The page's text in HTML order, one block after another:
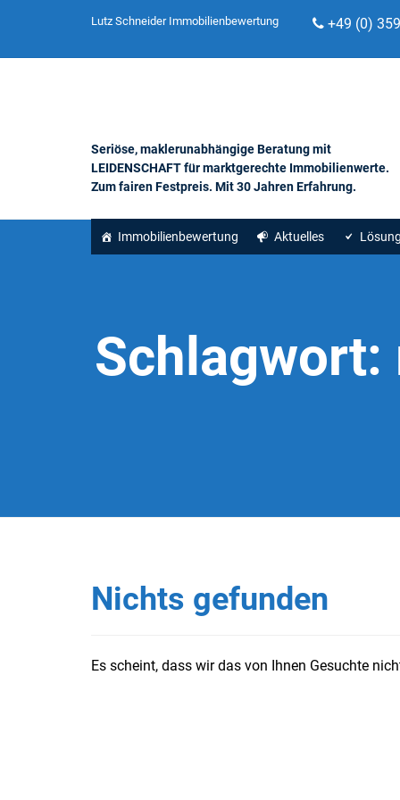
Lutz Schneider Immobilienbewertung +49 (0)
Seriöse, maklerunabhängige Beratung mit
LEIDENSCHAFT für marktgerechte Immobilienwerte.
Zum fairen Festpreis. Mit 30 Jahren Erfahrung.
Immobilienbewertung Aktuelles
Schlagwort:
Nichts gefunden
Es scheint, dass wir das von Ihnen Gesuchte